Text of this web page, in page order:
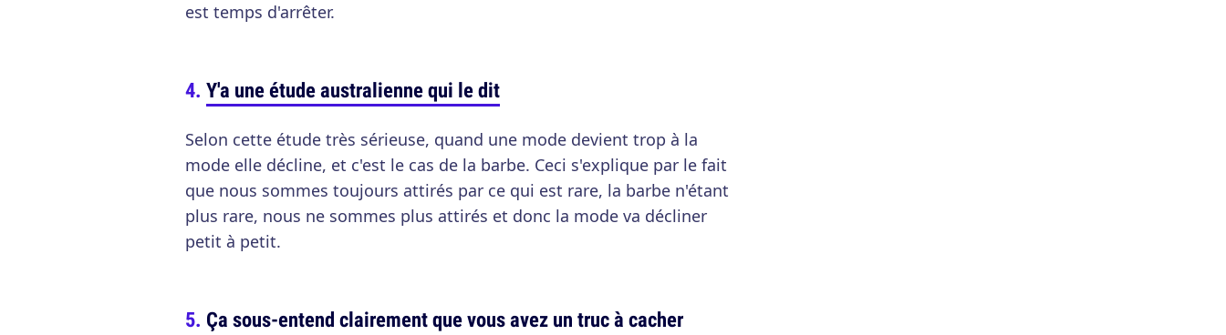
est temps d'arrêter.
Y'a une étude australienne qui le dit
Selon cette étude très sérieuse, quand une mode devient trop à la
mode elle décline, et c'est le cas de la barbe. Ceci s'explique par le fait
que nous sommes toujours attirés par ce qui est rare, la barbe n'étant
plus rare, nous ne sommes plus attirés et donc la mode va décliner
petit à petit.
Ça sous-entend clairement que vous avez un truc à cacher